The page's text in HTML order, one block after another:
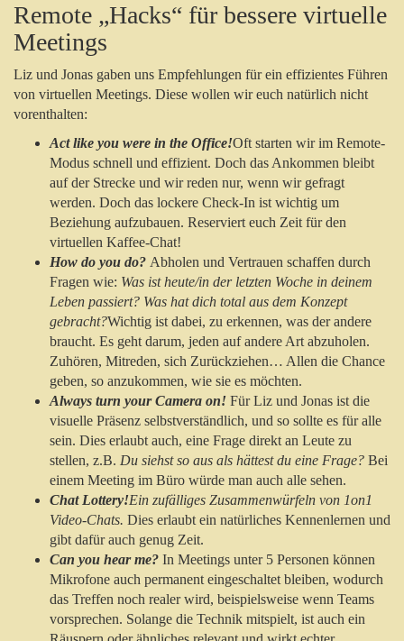
Remote „Hacks“ für bessere virtuelle
Meetings
Liz und Jonas gaben uns Empfehlungen für ein effizientes Führen
von virtuellen Meetings. Diese wollen wir euch natürlich nicht
vorenthalten:
Act like you were in the Office!Oft starten wir im Remote-
Modus schnell und effizient. Doch das Ankommen bleibt
auf der Strecke und wir reden nur, wenn wir gefragt
werden. Doch das lockere Check-In ist wichtig um
Beziehung aufzubauen. Reserviert euch Zeit für den
virtuellen Kaffee-Chat!
How do you do? Abholen und Vertrauen schaffen durch
Fragen wie: Was ist heute/in der letzten Woche in deinem
Leben passiert? Was hat dich total aus dem Konzept
gebracht?Wichtig ist dabei, zu erkennen, was der andere
braucht. Es geht darum, jeden auf andere Art abzuholen.
Zuhören, Mitreden, sich Zurückziehen… Allen die Chance
geben, so anzukommen, wie sie es möchten.
Always turn your Camera on! Für Liz und Jonas ist die
visuelle Präsenz selbstverständlich, und so sollte es für alle
sein. Dies erlaubt auch, eine Frage direkt an Leute zu
stellen, z.B. Du siehst so aus als hättest du eine Frage? Bei
einem Meeting im Büro würde man auch alle sehen.
Chat Lottery!Ein zufälliges Zusammenwürfeln von 1on1
Video-Chats. Dies erlaubt ein natürliches Kennenlernen und
gibt dafür auch genug Zeit.
Can you hear me? In Meetings unter 5 Personen können
Mikrofone auch permanent eingeschaltet bleiben, wodurch
das Treffen noch realer wird, beispielsweise wenn Teams
vorsprechen. Solange die Technik mitspielt, ist auch ein